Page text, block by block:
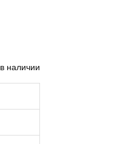
в наличии